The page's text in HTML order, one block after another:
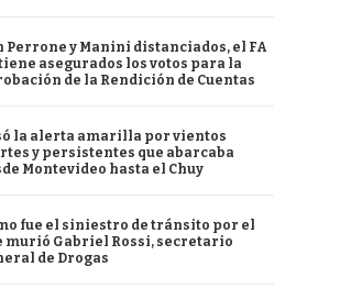
Perrone y Manini distanciados, el FA
asegurados los votos para la
de la Rendición de Cuentas
la alerta amarilla por vientos
y persistentes que abarcaba
Montevideo hasta el Chuy
fue el siniestro de tránsito por el
murió Gabriel Rossi, secretario
de Drogas